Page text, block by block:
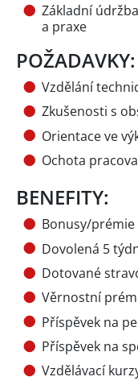
Základní
a praxe
POŽADAVKY:
Vzdělání
Zkušenosti s
Orientace ve
Ochota
BENEFITY:
Bonusy/prémie
Dovolená 5
Dotované
Věrnostní
Příspěvek na
Příspěvek na
Vzdělávací